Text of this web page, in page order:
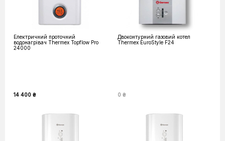
Електричний проточний
водонагрівач Thermex Topflow Pro
24000
14 400 ₴
Двоконтурний газовий котел
Thermex EuroStyle F24
0 ₴